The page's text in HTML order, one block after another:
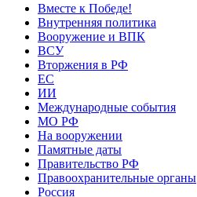
Вместе к Победе!
Внутренняя политика
Вооружение и ВПК
ВСУ
Вторжения в РФ
ЕС
ИИ
Международные события
МО РФ
На вооружении
Памятные даты
Правительство РФ
Правоохранительные органы
Россия